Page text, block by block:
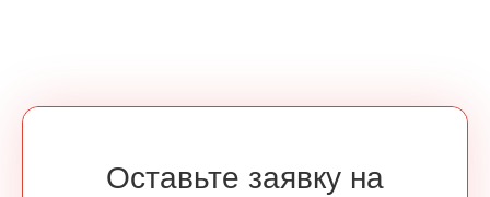
Оставьте заявку на